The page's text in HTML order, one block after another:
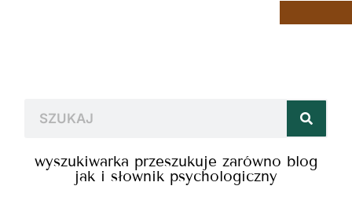
wyszukiwarka przeszukuje zarówno blog
jak i słownik psychologiczny